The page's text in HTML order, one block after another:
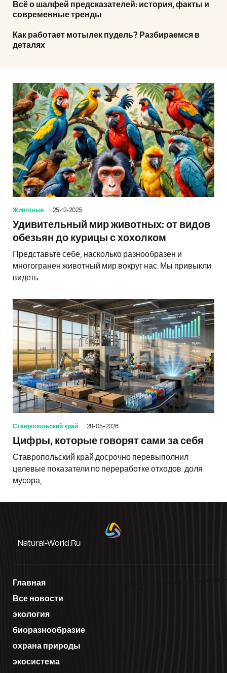
Всё о шалфей предсказателей: история, факты и
современные тренды
Как работает мотылек пудель? Разбираемся в
деталях
Животные 25-12-2025
Удивительный мир животных: от видов
обезьян до курицы с хохолком
Представьте себе, насколько разнообразен и
многогранен животный мир вокруг нас. Мы привыкли
видеть
Ставропольский край 28-05-2026
Цифры, которые говорят сами за себя
Ставропольский край досрочно перевыполнил
целевые показатели по переработке отходов: доля
мусора,
Natural-World.ru
Главная
Все новости
экология
биоразнообразие
охрана природы
экосистема